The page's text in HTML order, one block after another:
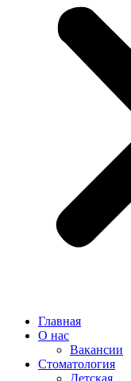
Главная
О нас
Вакансии
Стоматология